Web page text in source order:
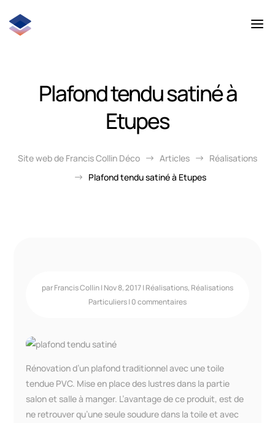
Plafond tendu satiné à
Etupes
Site web de Francis Collin Déco $ Articles $ Réalisations
$ Plafond tendu satiné à Etupes
parFrancis Collin| Nov 8, 2017| Réalisations, Réalisations
Particuliers| 0 commentaires
Rénovation d’un plafond traditionnel avec une toile
tendue PVC. Mise en place des lustres dans la partie
salon et salle à manger. L’avantage de ce produit, est de
ne retrouver qu’une seule soudure dans la toile et avec